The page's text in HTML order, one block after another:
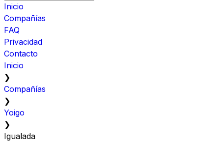
Inicio
Compañías
FAQ
Privacidad
Contacto
Inicio
❯
Compañías
❯
Yoigo
❯
Igualada